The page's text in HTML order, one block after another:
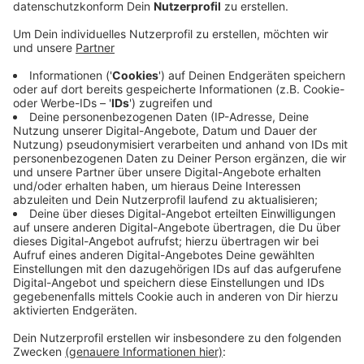
Veröffentlicht:Dienstag, 11.05.2021 18:35
Anzeige
Die beiden sind Teil einer 5-köpfigen Diebesbande, von
der 3 Männer noch unbekannt sind. Die Männer waren
beim Einladen der Obstkisten auf einem Supermarkt-
Gelände in Meckenheim von einem Lastwagenfahrer
beobachtet worden. Der schlug Alarm: Damit die
Diebe nicht flüchten konnten, hatten sich drei Truck-
Fahrer um die Transporter der Täter gestellt.
Trotzdem gelang ihnen die Flucht. Ein Supermarkt-
Mitarbeiter wurde dabei verletzt. Wer die drei
Komplizen sind, konnte das Gericht nicht klären.
WD
Anzeige